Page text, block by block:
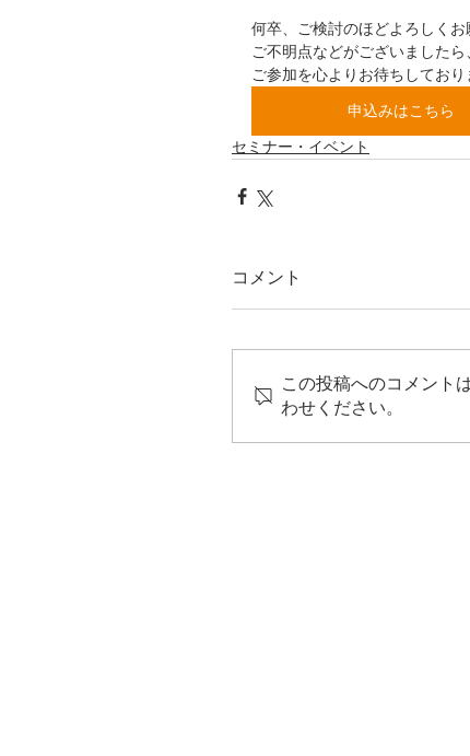
何卒、ご検討のほどよろしくお
ご不明点などがございましたら
ご参加を心よりお待ちしており
申込みはこちら
セミナー・イベント
コメント
この投稿へのコメント
わせください。